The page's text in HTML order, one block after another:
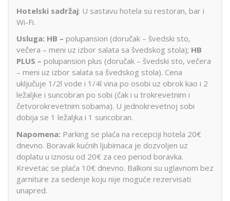
Hotelski sadržaj: U sastavu hotela su restoran, bar i
Wi-Fi.
Usluga: HB – polupansion (doručak – švedski sto,
večera – meni uz izbor salata sa švedskog stola); HB
PLUS – polupansion plus (doručak – švedski sto, večera
– meni uz izbor salata sa švedskog stola). Cena
uključuje 1/2l vode i 1/4l vina po osobi uz obrok kao i 2
ležaljke i suncobran po sobi (čak i u trokrevetnim i
četvorokrevetnim sobama). U jednokrevetnoj sobi
dobija se 1 ležaljka i 1 suncobran.
Napomena: Parking se plaća na recepciji hotela 20€
dnevno. Boravak kućnih ljubimaca je dozvoljen uz
doplatu u iznosu od 20€ za ceo period boravka.
Krevetac se plaća 10€ dnevno. Balkoni su uglavnom bez
garniture za sedenje koju nije moguće rezervisati
unapred.